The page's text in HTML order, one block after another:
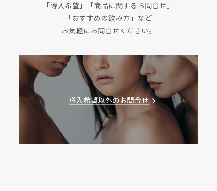
「導入希望」「商品に関するお問合せ」
「おすすめの飲み方」など
お気軽にお問合せください。
導入希望以外のお問合せ